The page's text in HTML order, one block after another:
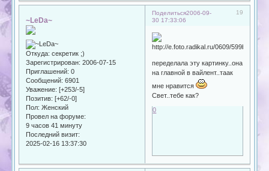
Поделиться 19
2006-09-
30 17:33:06
~LeDa~
Откуда: секретик ;)
Зарегистрирован: 2006-07-15
Приглашений: 0
Сообщений: 6901
Уважение: [+253/-5]
Позитив: [+62/-0]
Пол: Женский
Провел на форуме:
9 часов 41 минуту
Последний визит:
2025-02-16 13:37:30
переделала эту картинку..она
на главной в вайлент..таак
мне нравится
Свет..тебе как?
0